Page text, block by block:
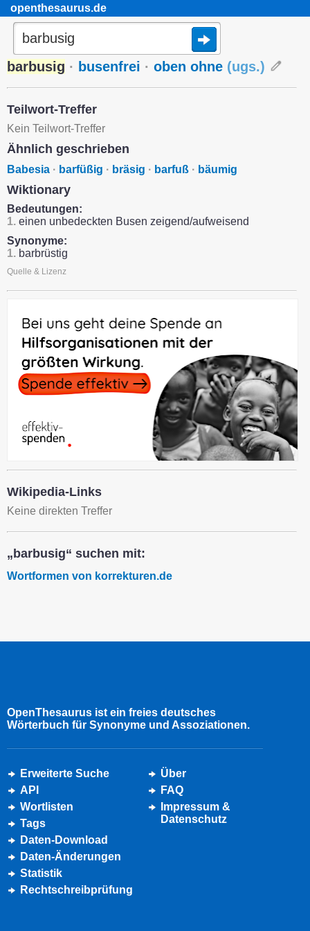
openthesaurus.de
barbusig · busenfrei · oben ohne (ugs.)
Teilwort-Treffer
Kein Teilwort-Treffer
Ähnlich geschrieben
Babesia · barfüßig · bräsig · barfuß · bäumig
Wiktionary
Bedeutungen:
1. einen unbedeckten Busen zeigend/aufweisend
Synonyme:
1. barbrüstig
Quelle & Lizenz
Wikipedia-Links
Keine direkten Treffer
„barbusig“ suchen mit:
Wortformen von korrekturen.de
OpenThesaurus ist ein freies deutsches
Wörterbuch für Synonyme und Assoziationen.
Erweiterte Suche
API
Wortlisten
Tags
Daten-Download
Daten-Änderungen
Statistik
Rechtschreibprüfung
Über
FAQ
Impressum &
Datenschutz